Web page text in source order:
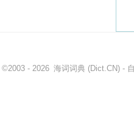
©2003 - 2026 海词词典 (Dict.CN) -